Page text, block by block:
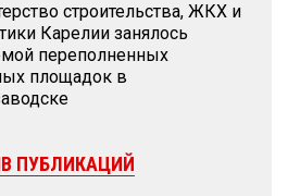
строительства, ЖКХ и
Карелии занялось
переполненных
площадок в
ПУБЛИКАЦИЙ